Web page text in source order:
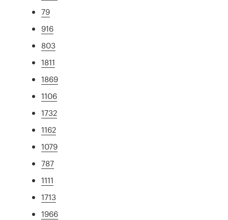
79
916
803
1811
1869
1106
1732
1162
1079
787
1111
1713
1966